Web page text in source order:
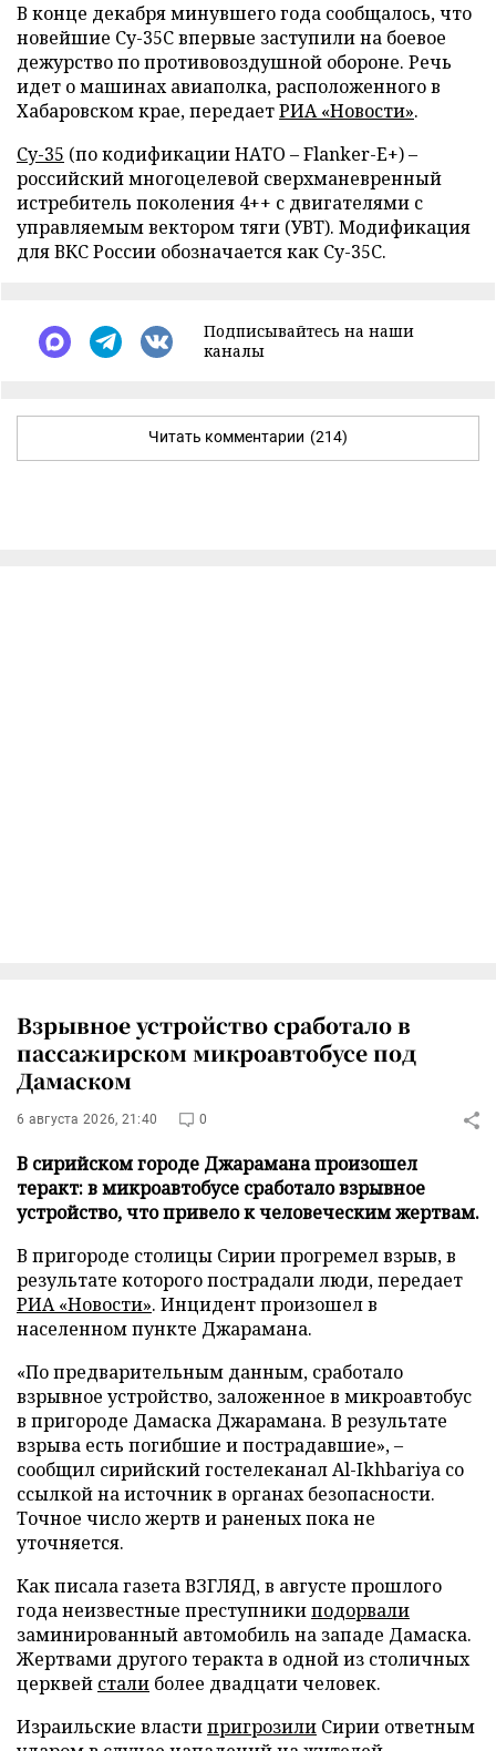
В конце декабря минувшего года сообщалось, что
новейшие Су-35С впервые заступили на боевое
дежурство по противовоздушной обороне. Речь
идет о машинах авиаполка, расположенного в
Хабаровском крае, передаетРИА «Новости».
Су-35 (по кодификации НАТО – Flanker-Е+) –
российский многоцелевой сверхманевренный
истребитель поколения 4++ с двигателями с
управляемым вектором тяги (УВТ). Модификация
для ВКС России обозначается как Су-35С.
Подписывайтесь на наши
каналы
Читать комментарии (214)
Взрывное устройство сработало в
пассажирском микроавтобусе под
Дамаском
6 августа 2026, 21:40 0
В сирийском городе Джарамана произошел
теракт: в микроавтобусе сработало взрывное
устройство, что привело к человеческим жертвам.
В пригороде столицы Сирии прогремел взрыв, в
результате которого пострадали люди, передает
РИА «Новости». Инцидент произошел в
населенном пункте Джарамана.
«По предварительным данным, сработало
взрывное устройство, заложенное в микроавтобус
в пригороде Дамаска Джарамана. В результате
взрыва есть погибшие и пострадавшие», –
сообщил сирийский гостелеканал Al-Ikhbariya со
ссылкой на источник в органах безопасности.
Точное число жертв и раненых пока не
уточняется.
Как писала газета ВЗГЛЯД, в августе прошлого
года неизвестные преступникиподорвали
заминированный автомобиль на западе Дамаска.
Жертвами другого теракта в одной из столичных
церквей стали более двадцати человек.
Израильские властипригрозили Сирии ответным